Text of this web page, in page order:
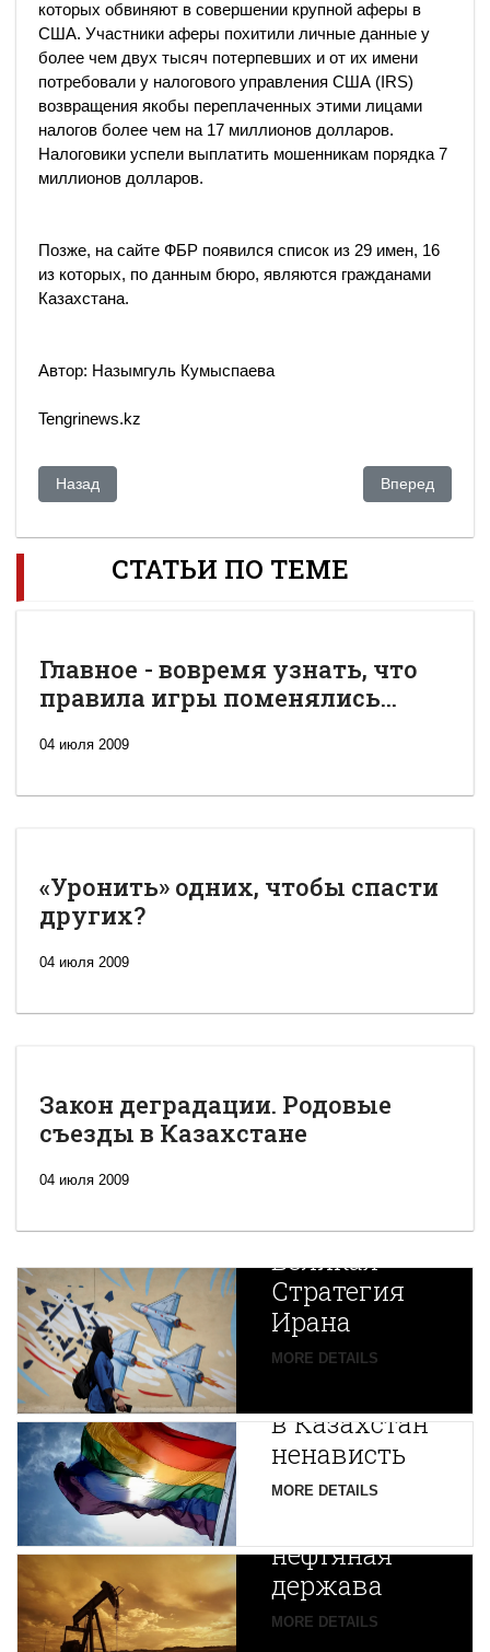
которых обвиняют в совершении крупной аферы в
США. Участники аферы похитили личные данные у
более чем двух тысяч потерпевших и от их имени
потребовали у налогового управления США (IRS)
возвращения якобы переплаченных этими лицами
налогов более чем на 17 миллионов долларов.
Налоговики успели выплатить мошенникам порядка 7
миллионов долларов.
Позже, на сайте ФБР появился список из 29 имен, 16
из которых, по данным бюро, являются гражданами
Казахстана.
Автор: Назымгуль Кумыспаева
Tengrinews.kz
Предыдущий: Смена власти в Украине и ее возможное
Назад Следующий:
Вперед
СТАТЬИ ПО ТЕМЕ
Главное - вовремя узнать, что
правила игры поменялись...
04 июля 2009
«Уронить» одних, чтобы спасти
других?
04 июля 2009
Закон деградации. Родовые
съезды в Казахстане
04 июля 2009
Новая
Великая
Стратегия
Ирана
MORE DETAILS
Путин
в Казахстан
ненависть
MORE DETAILS
Центральной
Азии
зарождается
нефтяная
держава
MORE DETAILS